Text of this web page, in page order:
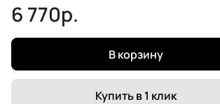
6 770р.
В корзину
Купить в 1 клик